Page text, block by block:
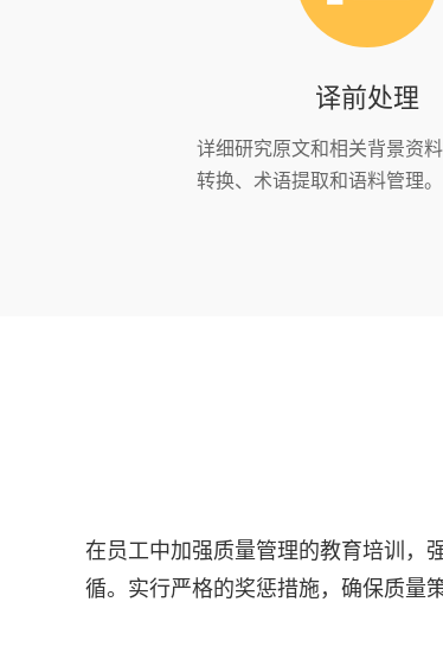
译前处理
详细研究原文和相关背景资
转换、术语提取和语料管理。
在员工中加强质量管理的教育培训，
循。实行严格的奖惩措施，确保质量